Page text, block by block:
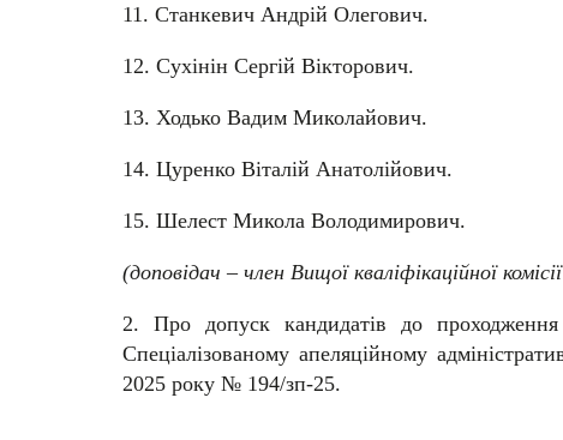
11. Станкевич Андрій Олегович.
12. Сухінін Сергій Вікторович.
13. Ходько Вадим Миколайович.
14. Цуренко Віталій Анатолійович.
15. Шелест Микола Володимирович.
(доповідач – член Вищої кваліфікаційної
2. Про допуск кандидатів до проходження
Спеціалізованому апеляційному
2025 року № 194/зп-25.